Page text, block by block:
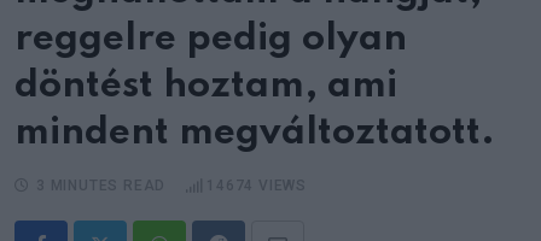
reggelre pedig olyan
döntést hoztam, ami
mindent megváltoztatott.